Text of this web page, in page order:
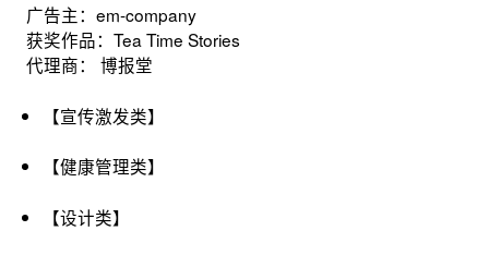
广告主：em-company
获奖作品：Tea Time Stories
代理商： 博报堂
【宣传激发类】
【健康管理类】
【设计类】